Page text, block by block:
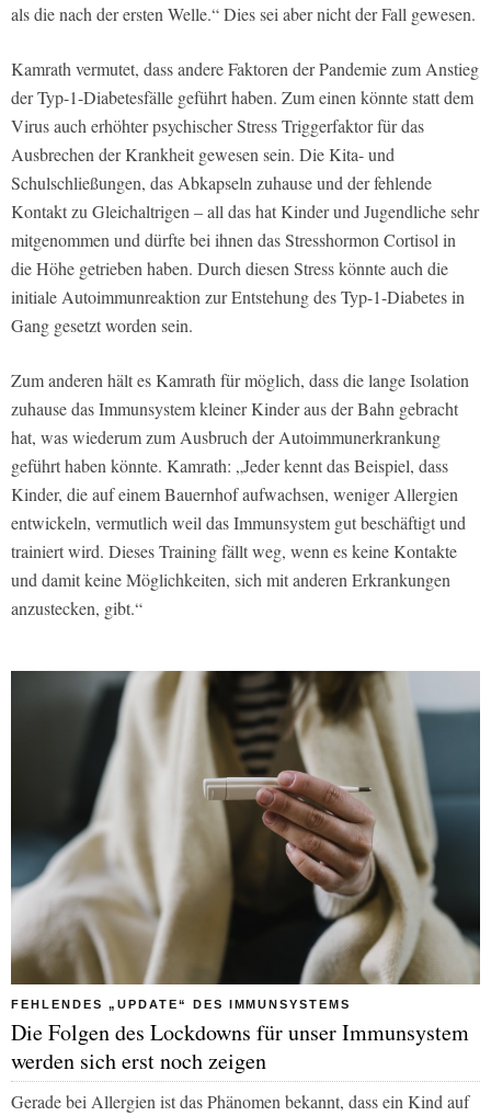
als die nach der ersten Welle.“ Dies sei aber nicht der Fall gewesen.
Kamrath vermutet, dass andere Faktoren der Pandemie zum Anstieg
der Typ-1-Diabetesfälle geführt haben. Zum einen könnte statt dem
Virus auch erhöhter psychischer Stress Triggerfaktor für das
Ausbrechen der Krankheit gewesen sein. Die Kita- und
Schulschließungen, das Abkapseln zuhause und der fehlende
Kontakt zu Gleichaltrigen – all das hat Kinder und Jugendliche sehr
mitgenommen und dürfte bei ihnen das Stresshormon Cortisol in
die Höhe getrieben haben. Durch diesen Stress könnte auch die
initiale Autoimmunreaktion zur Entstehung des Typ-1-Diabetes in
Gang gesetzt worden sein.
Zum anderen hält es Kamrath für möglich, dass die lange Isolation
zuhause das Immunsystem kleiner Kinder aus der Bahn gebracht
hat, was wiederum zum Ausbruch der Autoimmunerkrankung
geführt haben könnte. Kamrath: „Jeder kennt das Beispiel, dass
Kinder, die auf einem Bauernhof aufwachsen, weniger Allergien
entwickeln, vermutlich weil das Immunsystem gut beschäftigt und
trainiert wird. Dieses Training fällt weg, wenn es keine Kontakte
und damit keine Möglichkeiten, sich mit anderen Erkrankungen
anzustecken, gibt.“
FEHLENDES „UPDATE“ DES IMMUNSYSTEMS
Die Folgen des Lockdowns für unser Immunsystem
werden sich erst noch zeigen
Gerade bei Allergien ist das Phänomen bekannt, dass ein Kind auf